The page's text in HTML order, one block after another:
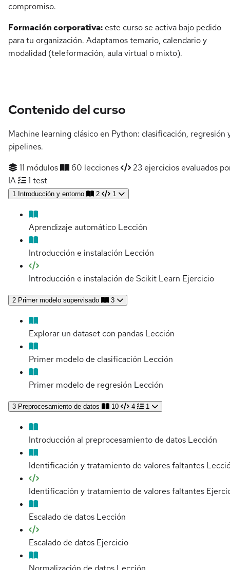
compromiso.
Formación corporativa: este curso se activa bajo pedido
para tu organización. Adaptamos temario, calendario y
modalidad (teleformación, aula virtual o mixto).
Contenido del curso
Machine learning clásico en Python: clasificación, regresión
pipelines.
11 módulos
60 lecciones
23 ejercicios evaluados
IA
1 test
1 Introducción y entorno 2 1
Aprendizaje automático Lección
Introducción e instalación Lección
Introducción e instalación de Scikit Learn Ejercicio
2 Primer modelo supervisado 3
Explorar un dataset con pandas Lección
Primer modelo de clasificación Lección
Primer modelo de regresión Lección
3 Preprocesamiento de datos 10 4 1
Introducción al preprocesamiento de datos Lección
Identificación y tratamiento de valores faltantes
Identificación y tratamiento de valores faltantes
Escalado de datos Lección
Escalado de datos Ejercicio